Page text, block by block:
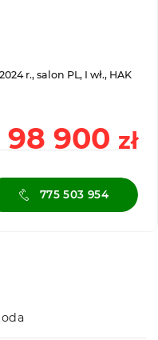
r., salon PL, I wł., HAK
98 900 zł
775 503 954